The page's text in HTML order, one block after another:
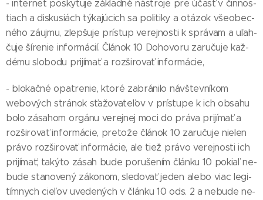
- inter­net pos­ky­tu­je zá­klad­né nás­tro­je pre účasť v čin­nos­
tiach a dis­ku­siách tý­ka­jú­cich sa po­li­ti­ky a otá­zok všeo­bec­
né­ho zá­uj­mu, zlep­šu­je prís­tup ve­rej­nos­ti k sprá­vam a uľah­
ču­je ší­re­nie in­for­má­cií. Člá­nok 10 Do­ho­vo­ru za­ru­ču­je kaž­
dé­mu slo­bo­du pri­jí­mať a roz­ši­ro­vať in­for­má­cie,
- blo­kač­né opat­re­nie, kto­ré za­brá­ni­lo náv­štev­ní­kom
webo­vých strá­nok sťa­žo­va­te­ľov v prís­tu­pe k ich ob­sa­hu
bo­lo zá­sa­hom or­gá­nu ve­rej­nej mo­ci do prá­va pri­jí­mať a
roz­ši­ro­vať in­for­má­cie, pre­to­že člá­nok 10 za­ru­ču­je nie­len
prá­vo roz­ši­ro­vať in­for­má­cie, ale tiež prá­vo ve­rej­nos­ti ich
pri­jí­mať; ta­ký­to zá­sah bu­de po­ru­še­ním člán­ku 10 po­kiaľ ne­
bu­de sta­no­ve­ný zá­ko­nom, sle­do­vať je­den ale­bo viac le­gi­
tím­nych cie­ľov uve­de­ných v člán­ku 10 ods. 2 a ne­bu­de ne­